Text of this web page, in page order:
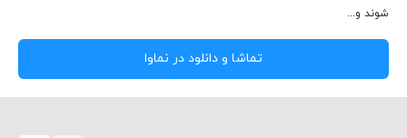
شوند و...
تماشا و دانلود در نماوا